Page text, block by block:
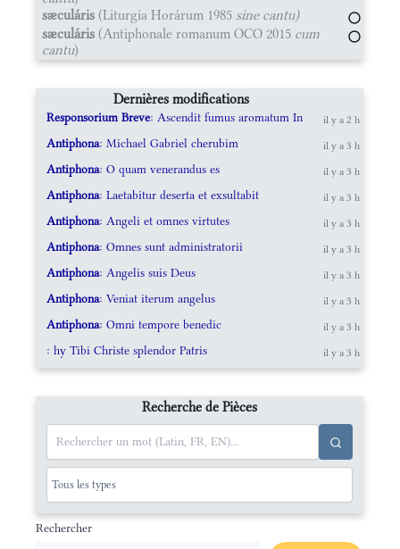
sæculáris (Liturgia Horárum 1985 sine cantu)
sæculáris (Antiphonale romanum OCO 2015 cum
cantu)
Dernières modifications
Responsorium Breve: Ascendit fumus aromatum In il y a 2 h
Antiphona: Michael Gabriel cherubim il y a 3 h
Antiphona: O quam venerandus es il y a 3 h
Antiphona: Laetabitur deserta et exsultabit il y a 3 h
Antiphona: Angeli et omnes virtutes il y a 3 h
Antiphona: Omnes sunt administratorii il y a 3 h
Antiphona: Angelis suis Deus il y a 3 h
Antiphona: Veniat iterum angelus il y a 3 h
Antiphona: Omni tempore benedic il y a 3 h
: hy Tibi Christe splendor Patris il y a 3 h
Recherche de Pièces
Rechercher